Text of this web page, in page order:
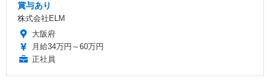
賞与あり
株式会社ELM
大阪府
月給34万円～60万円
正社員